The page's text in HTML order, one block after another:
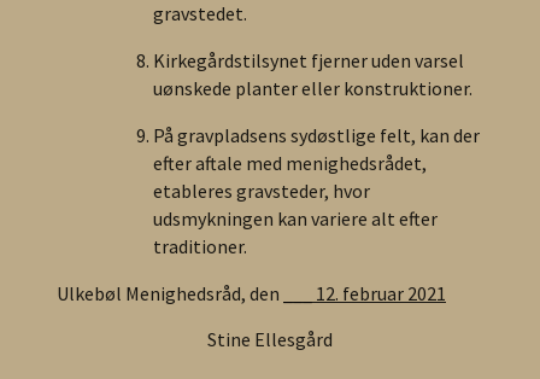
gravstedet.
Kirkegårdstilsynet fjerner uden varsel
uønskede planter eller konstruktioner.
På gravpladsens sydøstlige felt, kan der
efter aftale med menighedsrådet,
etableres gravsteder, hvor
udsmykningen kan variere alt efter
traditioner.
Ulkebøl Menighedsråd, den
___ 12. februar 2021
Stine Ellesgård